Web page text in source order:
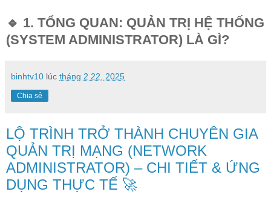
🔹 1. TỔNG QUAN: QUẢN TRỊ HỆ THỐNG
(SYSTEM ADMINISTRATOR) LÀ GÌ?
binhtv10 lúc tháng 2 22, 2025
Chia sẻ
LỘ TRÌNH TRỞ THÀNH CHUYÊN GIA
QUẢN TRỊ MẠNG (NETWORK
ADMINISTRATOR) – CHI TIẾT & ỨNG
DỤNG THỰC TẾ 🚀